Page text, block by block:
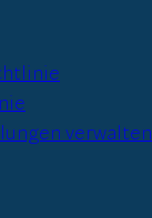
verwalten